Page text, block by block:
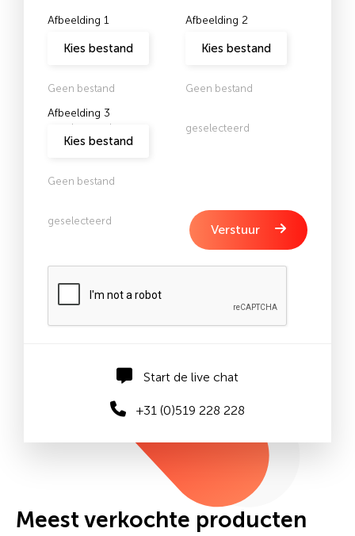
Afbeelding 1
Kies bestand
Geen bestand
geselecteerd
Afbeelding 2
Kies bestand
Geen bestand
geselecteerd
Afbeelding 3
Kies bestand
Geen bestand
geselecteerd
Verstuur
Start de live chat
+31 (0)519 228 228
Meest verkochte producten